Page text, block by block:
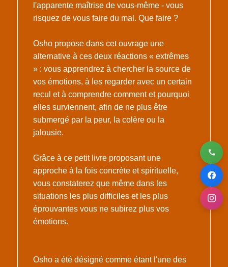
l'apparente maîtrise de vous-même - vous
risquez de vous faire du mal. Que faire ?
Osho propose dans cet ouvrage une
alternative à ces deux réactions « extrêmes
» : vous apprendrez à chercher la source de
vos émotions, à les regarder avec un certain
recul et à comprendre comment et pourquoi
elles surviennent, afin de ne plus être
submergé par la peur, la colère ou la
jalousie.
Grâce à ce petit livre proposant une
approche à la fois concrète et spirituelle,
vous constaterez que même dans les
situations les plus difficiles et les plus
éprouvantes vous ne subirez plus vos
émotions.
Osho a été désigné comme étant l'une des